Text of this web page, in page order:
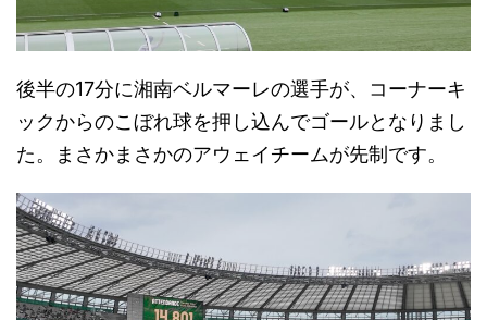
後半の17分に湘南ベルマーレの選手が、コーナーキ
ックからのこぼれ球を押し込んでゴールとなりまし
た。まさかまさかのアウェイチームが先制です。